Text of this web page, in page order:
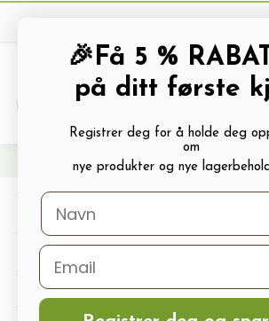
PRODUKTKATALOG
Rør, hageslange og slangevogn Hageslange
Drivhus
Polykarbonat, Glass Og Tilbehør
🎉Få 5 %
på ditt første
Registrer deg for å holde deg
om
nye produkter og nye